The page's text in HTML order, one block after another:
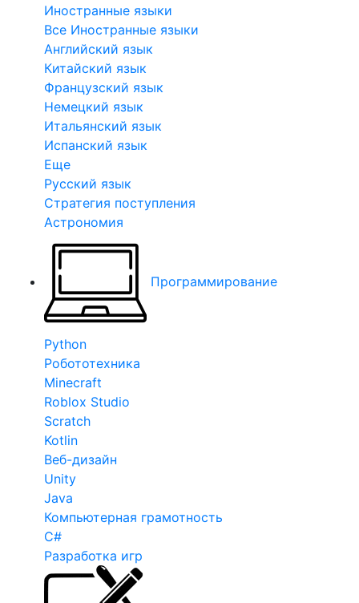
Иностранные языки
Все Иностранные языки
Английский язык
Китайский язык
Французский язык
Немецкий язык
Итальянский язык
Испанский язык
Еще
Русский язык
Стратегия поступления
Астрономия
Программирование
Python
Робототехника
Minecraft
Roblox Studio
Scratch
Kotlin
Веб-дизайн
Unity
Java
Компьютерная грамотность
C#
Разработка игр